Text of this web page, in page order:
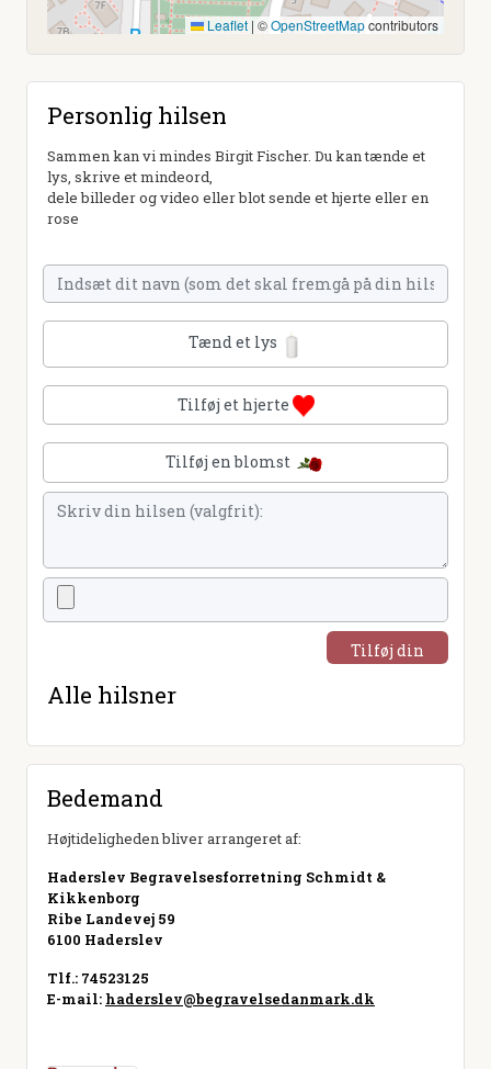
Leaflet | ©OpenStreetMapcontributors
Personlig hilsen
Sammen kan vi mindes Birgit Fischer. Du kan tænde et
lys, skrive et mindeord,
dele billeder og video eller blot sende et hjerte eller en
rose
Tænd et lys
Tilføj et hjerte
Tilføj en blomst
Tilføj din
Alle hilsner
Bedemand
Højtideligheden bliver arrangeret af:
Haderslev Begravelsesforretning Schmidt &
Kikkenborg
Ribe Landevej 59
6100 Haderslev
Tlf.: 74523125
E-mail:haderslev@begravelsedanmark.dk